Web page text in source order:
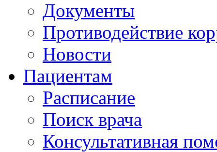
Документы
Противодействие
Новости
Пациентам
Расписание
Поиск врача
Консультативная